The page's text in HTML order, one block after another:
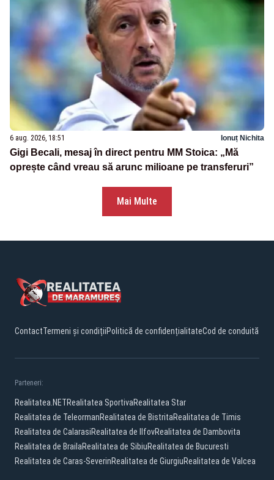
6 aug. 2026, 18:51 Ionuț Nichita
Gigi Becali, mesaj în direct pentru MM Stoica: „Mă
oprește când vreau să arunc milioane pe transferuri”
Mai Multe
ContactTermeni și condițiiPolitică de confidențialitateCod de conduită
Parteneri:
Realitatea.NETRealitatea SportivaRealitatea Star
Realitatea de TeleormanRealitatea de BistritaRealitatea de Timis
Realitatea de CalarasiRealitatea de IlfovRealitatea de Dambovita
Realitatea de BrailaRealitatea de SibiuRealitatea de Bucuresti
Realitatea de Caras-SeverinRealitatea de GiurgiuRealitatea de Valcea